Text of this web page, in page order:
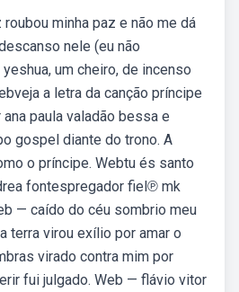
minha paz e não me dá
nele (eu não
um cheiro, de incenso
a letra da canção príncipe
paula valadão bessa e
gospel diante do trono. A
o príncipe. Webtu és santo
fontespregador fiel℗ mk
— caído do céu sombrio meu
terra virou exílio por amar o
virado contra mim por
fui julgado. Web — flávio vitor